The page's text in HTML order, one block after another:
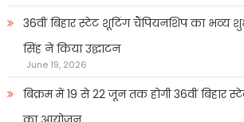
36वीं बिहार स्टेट शूटिंग चैंपियनशिप का भव्य
सिंह ने किया उद्घाटन
June 19, 2026
बिक्रम में 19 से 22 जून तक होगी 36वीं बिहार